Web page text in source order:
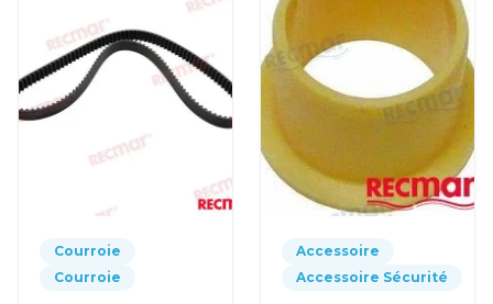
Courroie
Courroie
Accessoire
Accessoire Sécurité